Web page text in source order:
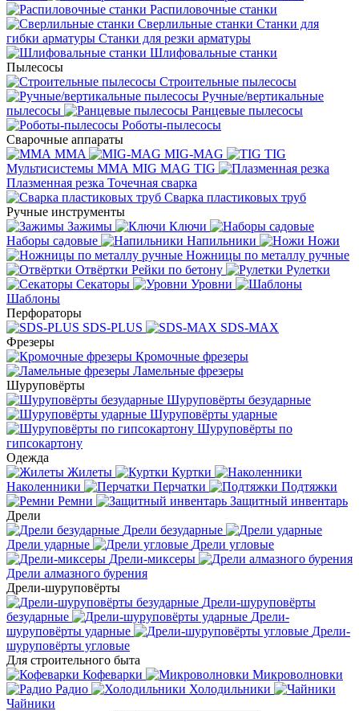
Распиловочные станки
Сверлильные станки Станки для
гибки арматуры Станки для резки арматуры
Шлифовальные станки
Пылесосы
Строительные пылесосы
Ручные/вертикальные
пылесосы
Ранцевые пылесосы
Роботы-пылесосы
Сварочные аппараты
MMA
MIG-MAG
TIG
Мультисистемы ММА MIG MAG TIG
Плазменная резка Точечная сварка
Cварка пластиковых труб
Ручные инструменты
Зажимы
Ключи
Наборы садовые
Напильники
Ножи
Ножницы по металлу ручные
Отвёртки Рейки по бетону
Рулетки
Секаторы
Уровни
Шаблоны
Перфораторы
SDS-PLUS
SDS-MAX
Фрезеры
Кромочные фрезеры
Ламельные фрезеры
Шуруповёрты
Шуруповёрты безударные
Шуруповёрты ударные
Шуруповёрты по
гипсокартону
Одежда
Жилеты
Куртки
Наколенники
Перчатки
Подтяжки
Ремни
Защитный инвентарь
Дрели
Дрели безударные
Дрели ударные
Дрели угловые
Дрели-миксеры
Дрели алмазного бурения
Дрели-шуруповёрты
Дрели-шуруповёрты
безударные
Дрели-
шуруповёрты ударные
Дрели-
шуруповёрты угловые
Для строительного быта
Кофеварки
Микроволновки
Радио
Холодильники
Чайники